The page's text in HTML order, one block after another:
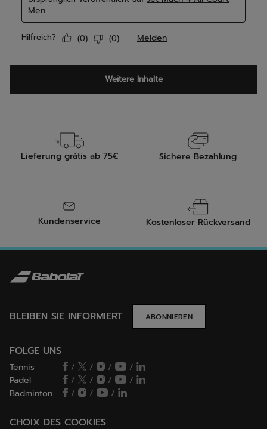
Lieferung grátis ab 75€ Sichere Bezahlung
Kundenservice Kostenloser Rückversand
BLEIBEN SIE INFORMIERT ABONNIEREN
FOLGE UNS
Tennis / / /
/
Padel
/ / /
/
Badminton
/ / /
CHOIX DES COOKIES